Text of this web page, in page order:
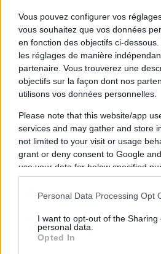
Vous pouvez configurer vos
vous souhaitez que vos données
en fonction des objectifs ci-
les réglages de manière
partenaire. Vous trouverez une
objectifs sur la façon dont nos
utilisons vos données personnelles.
Please note that this website/app
services and may gather and store
not limited to your visit or usage
grant or deny consent to Google
use your data for below specified
consent section.
Personal Data Processing Opt
I want to opt-out of the Sharing
personal data.
Opted In
Stade Toulousain :
reprise, stage... le
de l'été
Stade Toulousain : "Ce
aller chercher", Virgile
5ème titre d'affilée
Stade Toulousain : "J'ai
chercher", la forte
Neti pour sa 200ème
Stade Toulousain : Les
Champions Cup 2026-
Stade Toulousain : "On
Stade Toulousain : Un
cette fois-ci à Ernest-